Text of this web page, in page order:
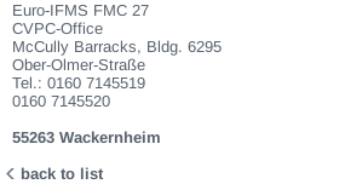
Euro-IFMS FMC 27
CVPC-Office
McCully Barracks, Bldg. 6295
Ober-Olmer-Straße
Tel.: 0160 7145519
0160 7145520
55263 Wackernheim
back to list